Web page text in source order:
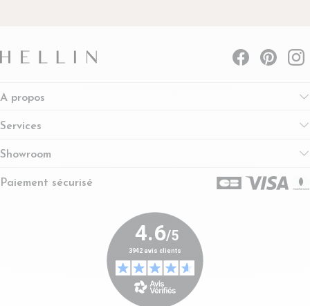
A propos
Services
Showroom
Paiement sécurisé